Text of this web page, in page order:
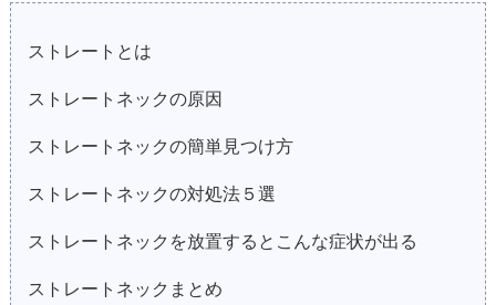
ストレートとは
ストレートネックの原因
ストレートネックの簡単見つけ方
ストレートネックの対処法５選
ストレートネックを放置するとこんな症状が出る
ストレートネックまとめ